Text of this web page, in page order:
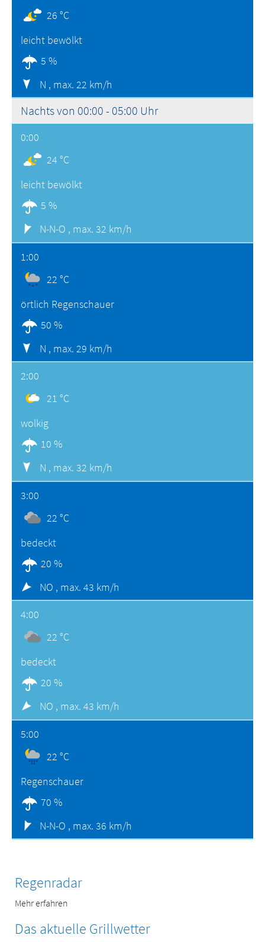
26 °C
leicht bewölkt
5 %
N , max. 22 km/h
Nachts von 00:00 - 05:00 Uhr
0:00
24 °C
leicht bewölkt
5 %
N-N-O , max. 32 km/h
1:00
22 °C
örtlich Regenschauer
50 %
N , max. 29 km/h
2:00
21 °C
wolkig
10 %
N , max. 32 km/h
3:00
22 °C
bedeckt
20 %
NO , max. 43 km/h
4:00
22 °C
bedeckt
20 %
NO , max. 43 km/h
5:00
22 °C
Regenschauer
70 %
N-N-O , max. 36 km/h
Regenradar
Mehr erfahren
Das aktuelle Grillwetter